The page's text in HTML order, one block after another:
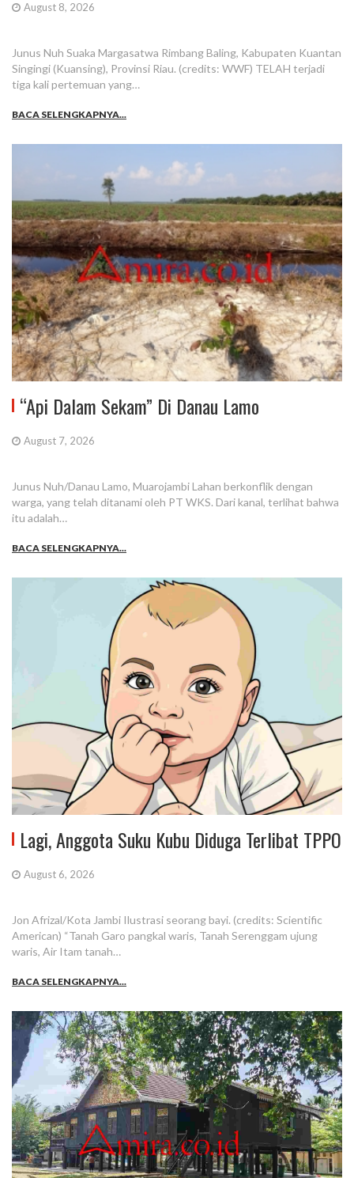
August 8, 2026
Junus Nuh Suaka Margasatwa Rimbang Baling, Kabupaten Kuantan
Singingi (Kuansing), Provinsi Riau. (credits: WWF) TELAH terjadi
tiga kali pertemuan yang…
BACA SELENGKAPNYA...
“Api Dalam Sekam” Di Danau Lamo
August 7, 2026
Junus Nuh/Danau Lamo, Muarojambi Lahan berkonflik dengan
warga, yang telah ditanami oleh PT WKS. Dari kanal, terlihat bahwa
itu adalah…
BACA SELENGKAPNYA...
Lagi, Anggota Suku Kubu Diduga Terlibat TPPO
August 6, 2026
Jon Afrizal/Kota Jambi Ilustrasi seorang bayi. (credits: Scientific
American) “Tanah Garo pangkal waris, Tanah Serenggam ujung
waris, Air Itam tanah…
BACA SELENGKAPNYA...